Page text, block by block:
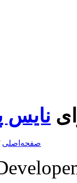
نایس
صفحه‌اصلی